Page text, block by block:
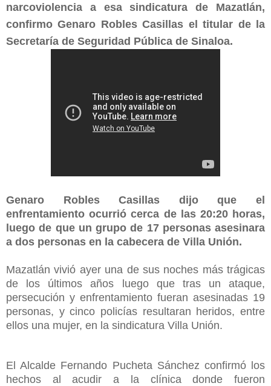
narcoviolencia a esa sindicatura de Mazatlán,
confirmo Genaro Robles Casillas el titular de la
Secretaría de Seguridad Pública de Sinaloa.
Genaro Robles Casillas dijo que el
enfrentamiento ocurrió cerca de las 20:20 horas,
luego de que un grupo de 17 personas asesinara
a dos personas en la cabecera de Villa Unión.
Mazatlán vivió ayer una de sus noches más trágicas
de los últimos años luego que tras un ataque,
persecución y enfrentamiento fueran asesinadas 19
personas, y cinco policías resultaran heridos, entre
ellos una mujer, en la sindicatura Villa Unión.
El Alcalde Fernando Pucheta Sánchez confirmó los
hechos al acudir a la clínica donde fueron